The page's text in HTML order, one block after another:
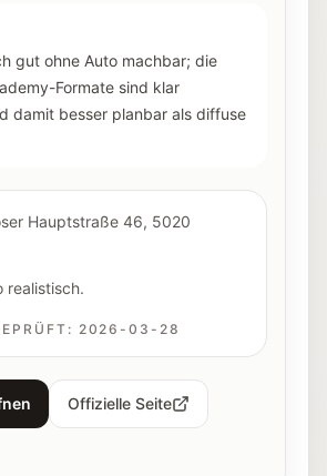
gut ohne Auto machbar; die
Formate sind klar
damit besser planbar als diffuse
Hauptstraße 46, 5020
realistisch.
2026-03-28
Offizielle Seite